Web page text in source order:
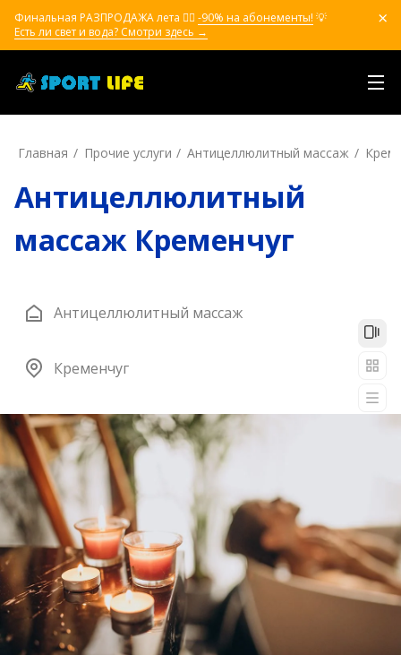
Финальная РАЗПРОДАЖА лета ❤️‍🔥 -90% на абонементы! 💡
Есть ли свет и вода? Смотри здесь →
Главная Прочие услуги Антицеллюлитный массаж
Антицеллюлитный
массаж Кременчуг
Антицеллюлитный массаж
Кременчуг